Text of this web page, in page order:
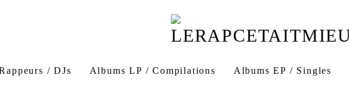
/ DJs Albums LP / Compilations Albums EP / Singles